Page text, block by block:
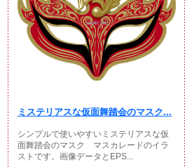
ミステリアスな仮面舞踏会のマスク...
シンプルで使いやすいミステリアスな仮
面舞踏会のマスク マスカレードのイラ
ストです。画像データとEPS...